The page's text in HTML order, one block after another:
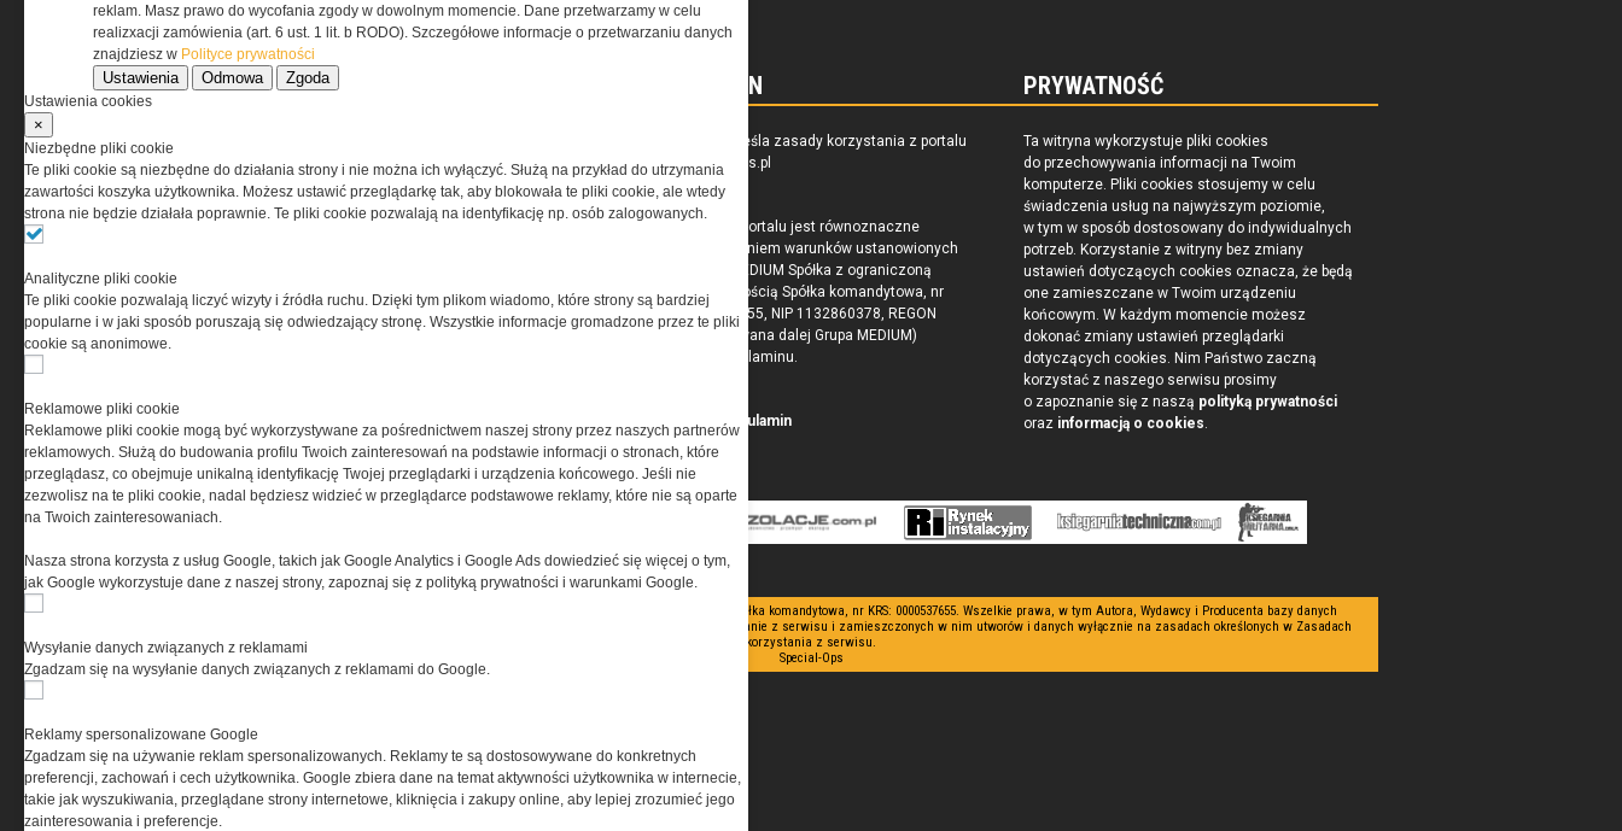
O NAS
misjach bojowych, uzbrojeniu, umundurowaniu
i wyposażeniu jednostek specjalnych w kraju
i na świecie.
REGULAMIN
Regulamin określa zasady korzystania z portalu
www.special-ops.pl
Korzystanie z portalu jest równoznaczne
z zaakceptowaniem warunków ustanowionych
przez Grupa MEDIUM Spółka z ograniczoną
odpowiedzialnością Spółka komandytowa, nr
KRS: 0000537655, NIP 1132860378, REGON
146393437 (zwana dalej Grupa MEDIUM)
w postaci Regulaminu.
Przeczytaj regulamin
PRYWATNOŚĆ
Ta witryna wykorzystuje pliki cookies
do przechowywania informacji na Twoim
komputerze. Pliki cookies stosujemy w celu
świadczenia usług na najwyższym poziomie,
w tym w sposób dostosowany do indywidualnych
potrzeb. Korzystanie z witryny bez zmiany
ustawień dotyczących cookies oznacza, że będą
one zamieszczane w Twoim urządzeniu
końcowym. W każdym momencie możesz
dokonać zmiany ustawień przeglądarki
dotyczących cookies. Nim Państwo zaczną
korzystać z naszego serwisu prosimy
o zapoznanie się z naszą polityką prywatności
oraz informacją o cookies.
Copyright © 2004-2019 Grupa MEDIUM Spółka z ograniczoną odpowiedzialnością Spółka komandytowa, nr KRS: 0000537655. Wszelkie prawa, w tym Autora, Wydawcy i Producenta bazy danych
zastrzeżone. Jakiekolwiek dalsze rozpowszechnianie artykułów zabronione. Korzystanie z serwisu i zamieszczonych w nim utworów i danych wyłącznie na zasadach określonych w Zasadach
korzystania z serwisu.
Special-Ops
reklam. Masz prawo do wycofania zgody w dowolnym momencie. Dane przetwarzamy w celu
realizxacji zamówienia (art. 6 ust. 1 lit. b RODO). Szczegółowe informacje o przetwarzaniu danych
znajdziesz w Polityce prywatności
Ustawienia Odmowa Zgoda
Ustawienia cookies
×
Niezbędne pliki cookie
Te pliki cookie są niezbędne do działania strony i nie można ich wyłączyć. Służą na przykład do utrzymania
zawartości koszyka użytkownika. Możesz ustawić przeglądarkę tak, aby blokowała te pliki cookie, ale wtedy
strona nie będzie działała poprawnie. Te pliki cookie pozwalają na identyfikację np. osób zalogowanych.
Analityczne pliki cookie
Te pliki cookie pozwalają liczyć wizyty i źródła ruchu. Dzięki tym plikom wiadomo, które strony są bardziej
popularne i w jaki sposób poruszają się odwiedzający stronę. Wszystkie informacje gromadzone przez te pliki
cookie są anonimowe.
Reklamowe pliki cookie
Reklamowe pliki cookie mogą być wykorzystywane za pośrednictwem naszej strony przez naszych partnerów
reklamowych. Służą do budowania profilu Twoich zainteresowań na podstawie informacji o stronach, które
przeglądasz, co obejmuje unikalną identyfikację Twojej przeglądarki i urządzenia końcowego. Jeśli nie
zezwolisz na te pliki cookie, nadal będziesz widzieć w przeglądarce podstawowe reklamy, które nie są oparte
na Twoich zainteresowaniach.
Nasza strona korzysta z usług Google, takich jak Google Analytics i Google Ads dowiedzieć się więcej o tym,
jak Google wykorzystuje dane z naszej strony, zapoznaj się z polityką prywatności i warunkami Google.
Wysyłanie danych związanych z reklamami
Zgadzam się na wysyłanie danych związanych z reklamami do Google.
Reklamy spersonalizowane Google
Zgadzam się na używanie reklam spersonalizowanych. Reklamy te są dostosowywane do konkretnych
preferencji, zachowań i cech użytkownika. Google zbiera dane na temat aktywności użytkownika w internecie,
takie jak wyszukiwania, przeglądane strony internetowe, kliknięcia i zakupy online, aby lepiej zrozumieć jego
zainteresowania i preferencje.